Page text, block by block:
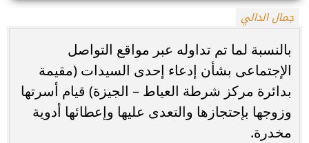
جمال الدالي
بالنسبة لما تم تداوله عبر مواقع التواصل
الإجتماعى بشأن إدعاء إحدى السيدات (مقيمة
بدائرة مركز شرطة العياط – الجيزة) قيام أسرتها
وزوجها بإحتجازها والتعدى عليها وإعطائها أدوية
مخدرة.